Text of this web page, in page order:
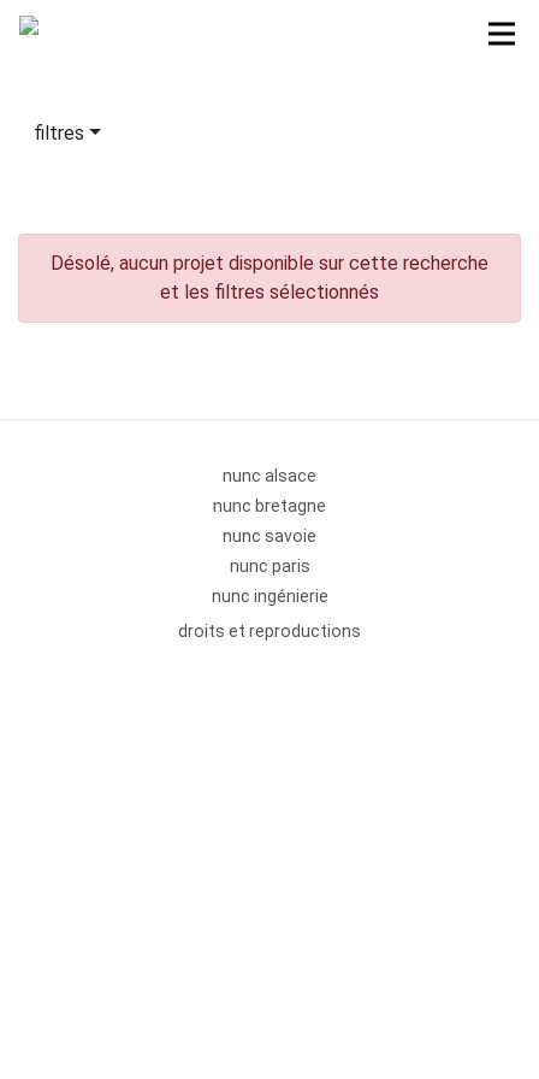
filtres
Désolé, aucun projet disponible sur cette recherche
et les filtres sélectionnés
nunc alsace
nunc bretagne
nunc savoie
nunc paris
nunc ingénierie
droits et reproductions